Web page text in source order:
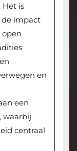
Het is
impact
open
en
een
waarbij
centraal